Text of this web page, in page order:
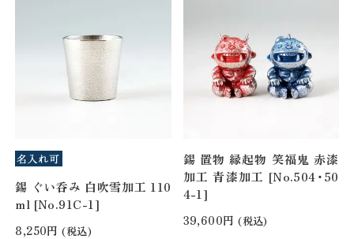
錫 ぐい呑み 白吹雪加工 110
ml [No.91C-1]
8,250円 (税込)
錫 置物 縁起物 笑福鬼 赤漆
加工 青漆加工 [No.504・50
4-1]
39,600円 (税込)